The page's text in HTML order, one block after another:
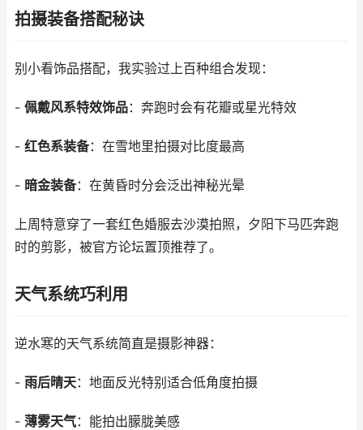
拍摄装备搭配秘诀
别小看饰品搭配，我实验过上百种组合发现：
- 佩戴风系特效饰品：奔跑时会有花瓣或星光特效
- 红色系装备：在雪地里拍摄对比度最高
- 暗金装备：在黄昏时分会泛出神秘光晕
上周特意穿了一套红色婚服去沙漠拍照，夕阳下马匹奔跑
时的剪影，被官方论坛置顶推荐了。
天气系统巧利用
逆水寒的天气系统简直是摄影神器：
- 雨后晴天：地面反光特别适合低角度拍摄
- 薄雾天气：能拍出朦胧美感